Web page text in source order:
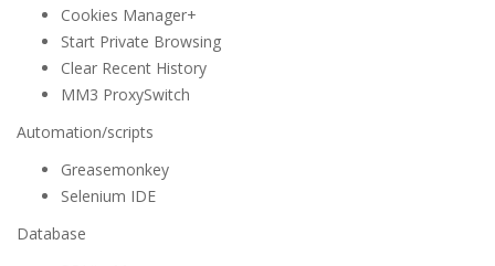
Cookies Manager+
Start Private Browsing
Clear Recent History
MM3 ProxySwitch
Automation/scripts
Greasemonkey
Selenium IDE
Database